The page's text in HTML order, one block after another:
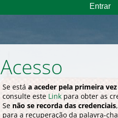
Acesso
Se estáa aceder pela primeira vez
consulte este Link para obter as
Se não se recorda das credenciais
para a recuperação da palavra-